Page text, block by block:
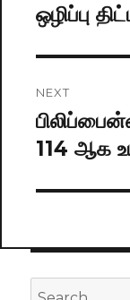
post:
ஒழிப்பு
NEXT
Next
post:
114 ஆக
Search